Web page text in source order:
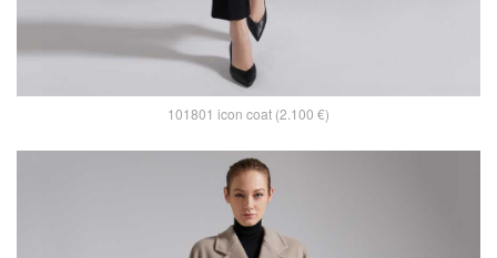
101801 icon coat (2.100 €)